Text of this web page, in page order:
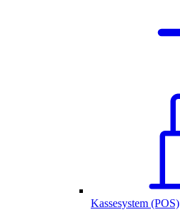
Kassesystem (POS)